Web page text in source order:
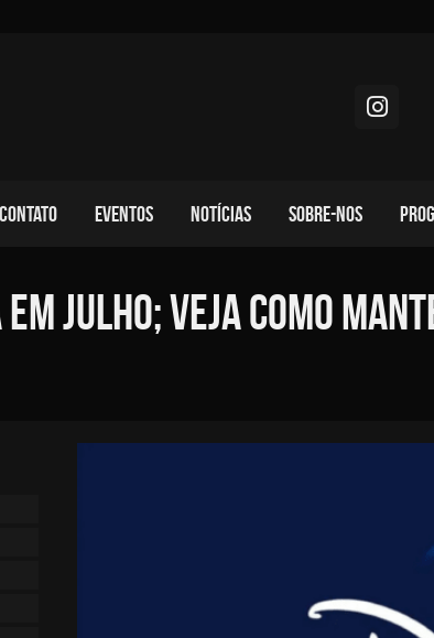
CONTATO EVENTOS NOTÍCIAS SOBRE-NOS
julho; veja como